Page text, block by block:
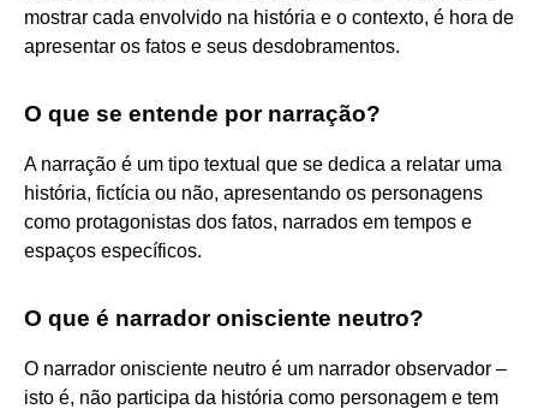
mostrar cada envolvido na história e o contexto, é hora de
apresentar os fatos e seus desdobramentos.
O que se entende por narração?
A narração é um tipo textual que se dedica a relatar uma
história, fictícia ou não, apresentando os personagens
como protagonistas dos fatos, narrados em tempos e
espaços específicos.
O que é narrador onisciente neutro?
O narrador onisciente neutro é um narrador observador –
isto é, não participa da história como personagem e tem